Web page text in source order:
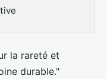
la rareté et
durable."